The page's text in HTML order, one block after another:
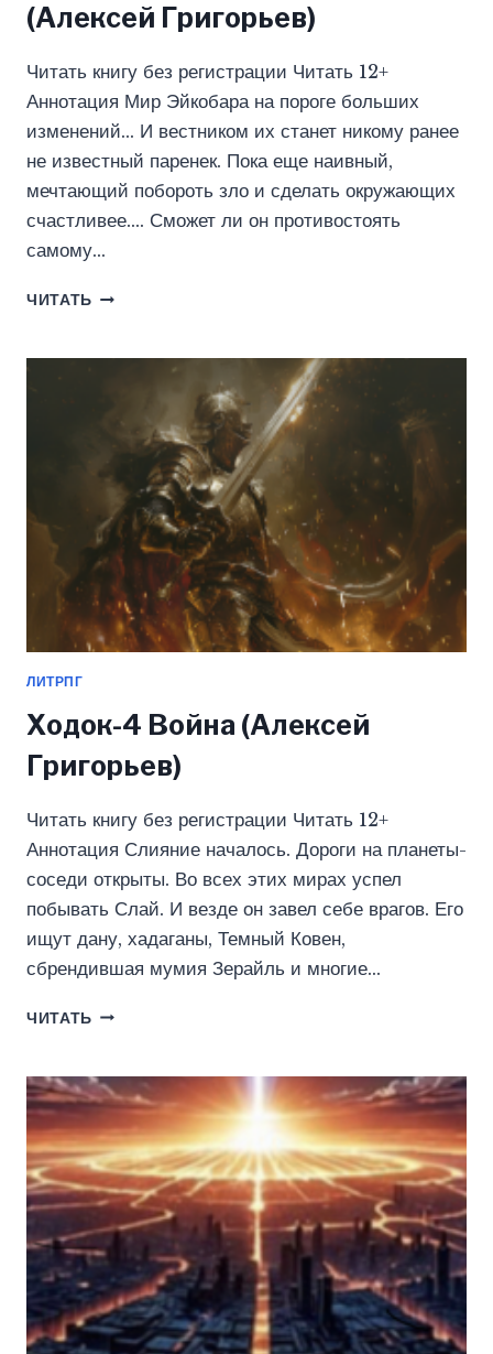
(Алексей Григорьев)
Читать книгу без регистрации Читать 12+
Аннотация Мир Эйкобара на пороге больших
изменений… И вестником их станет никому ранее
не известный паренек. Пока еще наивный,
мечтающий побороть зло и сделать окружающих
счастливее…. Сможет ли он противостоять
самому…
ЧИТАТЬ ПРОКЛЯТЫЙ-2.
ГРИГОРЬЕВ)
ЛИТРПГ
Ходок-4 Война (Алексей
Григорьев)
Читать книгу без регистрации Читать 12+
Аннотация Слияние началось. Дороги на планеты-
соседи открыты. Во всех этих мирах успел
побывать Слай. И везде он завел себе врагов. Его
ищут дану, хадаганы, Темный Ковен,
сбрендившая мумия Зерайль и многие…
ЧИТАТЬ ХОДОК-4
ГРИГОРЬЕВ)